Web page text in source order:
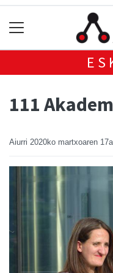
111
Aiurri 2020ko martxoaren 17a